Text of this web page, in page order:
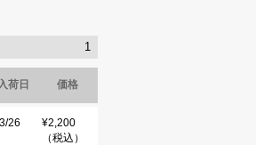
1
荷日 価格
26
¥2,200
（税込）